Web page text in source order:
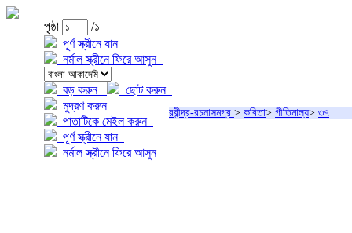
পৃষ্ঠা
/১
পূর্ণ স্ক্রীনে যান
নর্মাল স্ক্রীনে ফিরে আসুন
বড় করুন
ছোট করুন
মুদ্রণ করুন
পাতাটিকে মেইল করুন
পূর্ণ স্ক্রীনে যান
নর্মাল স্ক্রীনে ফিরে আসুন
রবীন্দ্র-রচনাসমগ্র > কবিতা> গীতিমাল্য> ৩৭